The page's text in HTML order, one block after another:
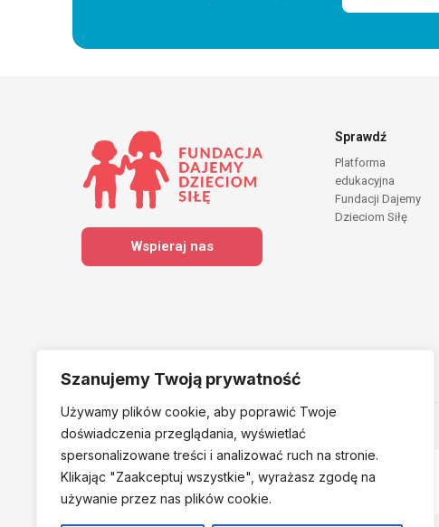
Szanujemy Twoją prywatność
Używamy plików cookie, aby poprawić Twoje
doświadczenia przeglądania, wyświetlać
spersonalizowane treści i analizować ruch na stronie.
Klikając "Zaakceptuj wszystkie", wyrażasz zgodę na
używanie przez nas plików cookie.
Wspieraj nas
Sprawdź
Platforma
edukacyjna
Fundacji Dajemy
Dzieciom Siłę
Należymy do